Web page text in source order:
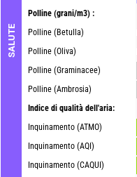
SALUTE
Polline (grani/m3) :
Polline (Betulla)
Polline (Oliva)
Polline (Graminacee)
Polline (Ambrosia)
Indice di qualità dell'aria:
Inquinamento (ATMO)
Inquinamento (AQI)
Inquinamento (CAQUI)